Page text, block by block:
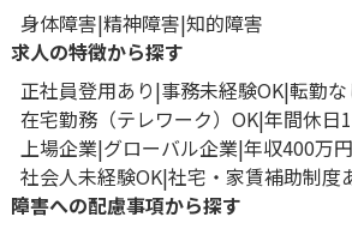
身体障害 精神障害 知的障害
求人の特徴から探す
正社員登用あり 事務未経験OK 転勤な
在宅勤務（テレワーク）OK 年間休日
上場企業 グローバル企業 年収400万
社会人未経験OK 社宅・家賃補助制度
障害への配慮事項から探す